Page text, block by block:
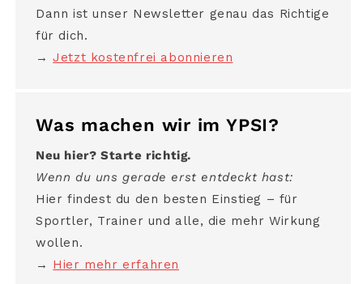
Dann ist unser Newsletter genau das Richtige
für dich.
→Jetzt kostenfrei abonnieren
Was machen wir im YPSI?
Neu hier? Starte richtig.
Wenn du uns gerade erst entdeckt hast:
Hier findest du den besten Einstieg – für
Sportler, Trainer und alle, die mehr Wirkung
wollen.
→ Hier mehr erfahren